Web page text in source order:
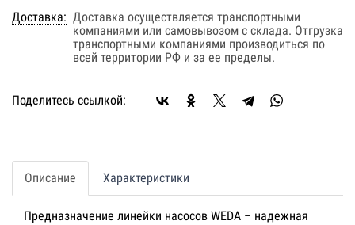
Доставка: Доставка осуществляется транспортными
компаниями или самовывозом с склада. Отгрузка
транспортными компаниями производиться по
всей территории РФ и за ее пределы.
Поделитесь ссылкой:
Описание Характеристики
Предназначение линейки насосов WEDA – надежная